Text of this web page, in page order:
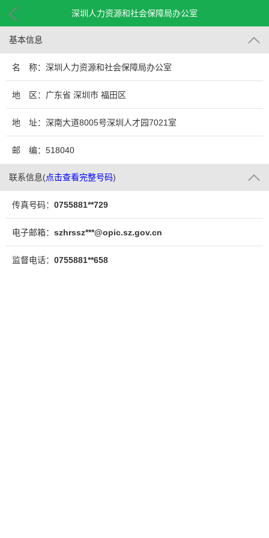
深圳人力资源和社会保障局办公室
基本信息
名 称：深圳人力资源和社会保障局办公室
地 区：广东省 深圳市 福田区
地 址：深南大道8005号深圳人才园7021室
邮 编：518040
联系信息(点击查看完整号码)
传真号码： 0755881**729
电子邮箱： szhrssz***@opic.sz.gov.cn
监督电话： 0755881**658